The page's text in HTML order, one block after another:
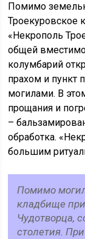
Помимо
Троекуровское
«Некрополь
общей
колумбарий
прахом и пункт
могилами. В
прощания и
–
обработка.
большим
Помимо
кладбище
Чудотворца,
столетия.